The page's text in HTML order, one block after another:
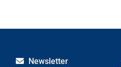
Newsletter